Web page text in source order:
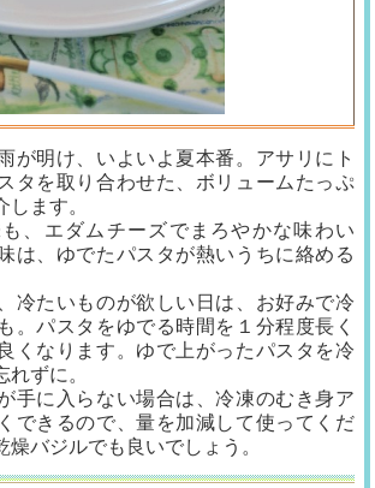
が明け、いよいよ夏本番。アサリにト
タを取り合わせた、ボリュームたっぷ
します。
、エダムチーズでまろやかな味わい
は、ゆでたパスタが熱いうちに絡める
冷たいものが欲しい日は、お好みで冷
。パスタをゆでる時間を１分程度長く
くなります。ゆで上がったパスタを冷
ずに。
手に入らない場合は、冷凍のむき身ア
できるので、量を加減して使ってくだ
燥バジルでも良いでしょう。